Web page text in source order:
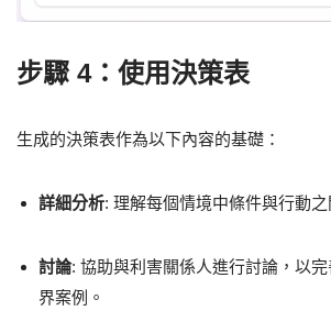
步驟 4：使用決策表
生成的決策表作為以下內容的基礎：
詳細分析: 理解每個情境中條件與行動之
討論: 協助與利害關係人進行討論，以
界案例。